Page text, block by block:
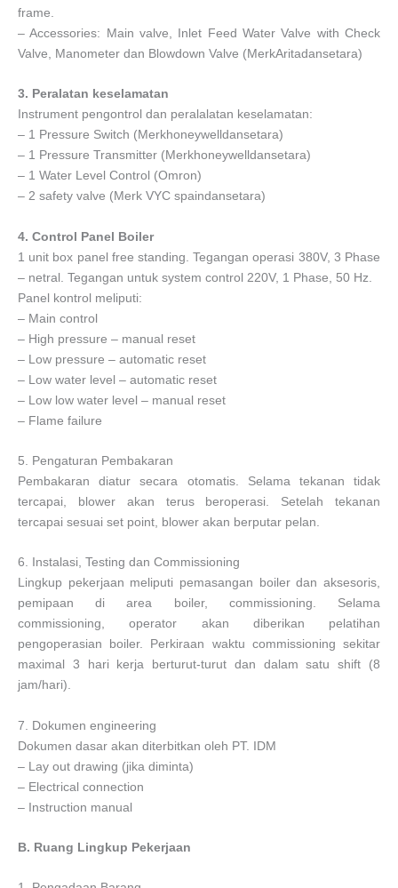
frame.
– Accessories: Main valve, Inlet Feed Water Valve with Check
Valve, Manometer dan Blowdown Valve (MerkAritadansetara)
3. Peralatan keselamatan
Instrument pengontrol dan peralalatan keselamatan:
– 1 Pressure Switch (Merkhoneywelldansetara)
– 1 Pressure Transmitter (Merkhoneywelldansetara)
– 1 Water Level Control (Omron)
– 2 safety valve (Merk VYC spaindansetara)
4. Control Panel Boiler
1 unit box panel free standing. Tegangan operasi 380V, 3 Phase
– netral. Tegangan untuk system control 220V, 1 Phase, 50 Hz.
Panel kontrol meliputi:
– Main control
– High pressure – manual reset
– Low pressure – automatic reset
– Low water level – automatic reset
– Low low water level – manual reset
– Flame failure
5. Pengaturan Pembakaran
Pembakaran diatur secara otomatis. Selama tekanan tidak
tercapai, blower akan terus beroperasi. Setelah tekanan
tercapai sesuai set point, blower akan berputar pelan.
6. Instalasi, Testing dan Commissioning
Lingkup pekerjaan meliputi pemasangan boiler dan aksesoris,
pemipaan di area boiler, commissioning. Selama
commissioning, operator akan diberikan pelatihan
pengoperasian boiler. Perkiraan waktu commissioning sekitar
maximal 3 hari kerja berturut-turut dan dalam satu shift (8
jam/hari).
7. Dokumen engineering
Dokumen dasar akan diterbitkan oleh PT. IDM
– Lay out drawing (jika diminta)
– Electrical connection
– Instruction manual
B. Ruang Lingkup Pekerjaan